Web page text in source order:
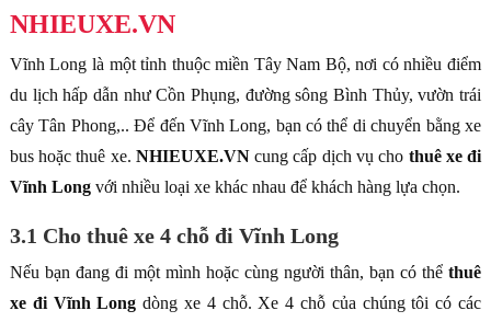
NHIEUXE.VN
Vĩnh Long là một tỉnh thuộc miền Tây Nam Bộ, nơi có nhiều điểm
du lịch hấp dẫn như Cồn Phụng, đường sông Bình Thủy, vườn trái
cây Tân Phong,.. Để đến Vĩnh Long, bạn có thể di chuyển bằng xe
bus hoặc thuê xe. NHIEUXE.VNcung cấp dịch vụ cho thuê xe đi
Vĩnh Long với nhiều loại xe khác nhau để khách hàng lựa chọn.
3.1 Cho thuê xe 4 chỗ đi Vĩnh Long
Nếu bạn đang đi một mình hoặc cùng người thân, bạn có thểthuê
xe đi Vĩnh Long dòng xe 4 chỗ. Xe 4 chỗ của chúng tôi có các